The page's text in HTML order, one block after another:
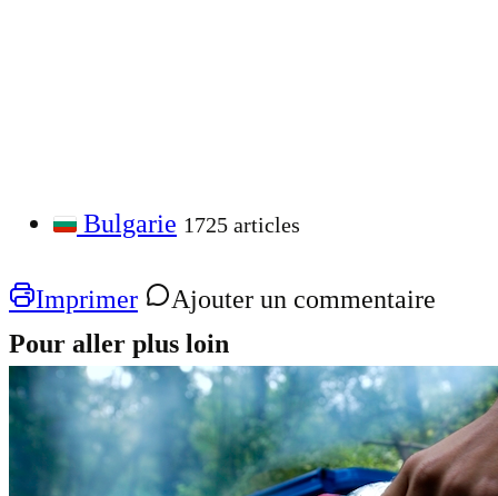
Bulgarie 1725 articles
Imprimer
Ajouter un commentaire
Pour aller plus loin